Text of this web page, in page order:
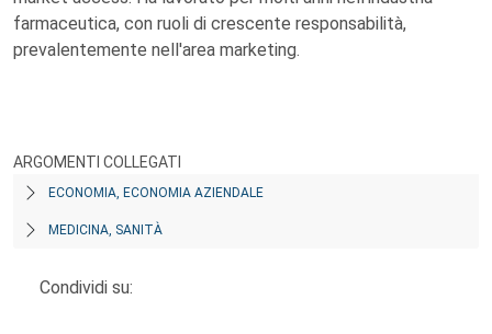
farmaceutica, con ruoli di crescente responsabilità,
prevalentemente nell'area marketing.
ARGOMENTI COLLEGATI
ECONOMIA, ECONOMIA AZIENDALE
MEDICINA, SANITÀ
Condividi su: